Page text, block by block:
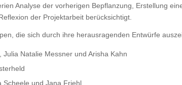
Analyse der vorherigen Bepflanzung, Erstellung
der Projektarbeit berücksichtigt.
die sich durch ihre herausragenden Entwürfe
Natalie Messner und Arisha Kahn
Scheele und Jana Friehl